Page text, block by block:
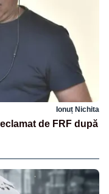
Ionuț Nichita
de FRF după